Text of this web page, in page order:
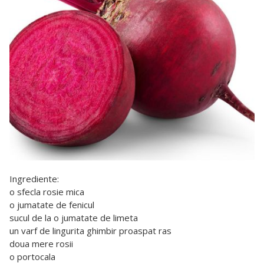
Ingrediente:
o sfecla rosie mica
o jumatate de fenicul
sucul de la o jumatate de limeta
un varf de lingurita ghimbir proaspat ras
doua mere rosii
o portocala